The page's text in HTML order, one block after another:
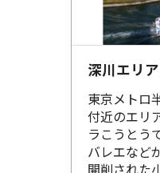
深川エリ
東京メトロ
付近のエリ
ラこうとう
バレエなど
開削された